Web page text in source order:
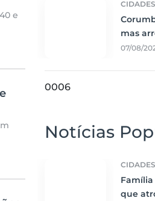
e
CIDADES
mas
07/08/
0006
Notícias
CIDADES
que